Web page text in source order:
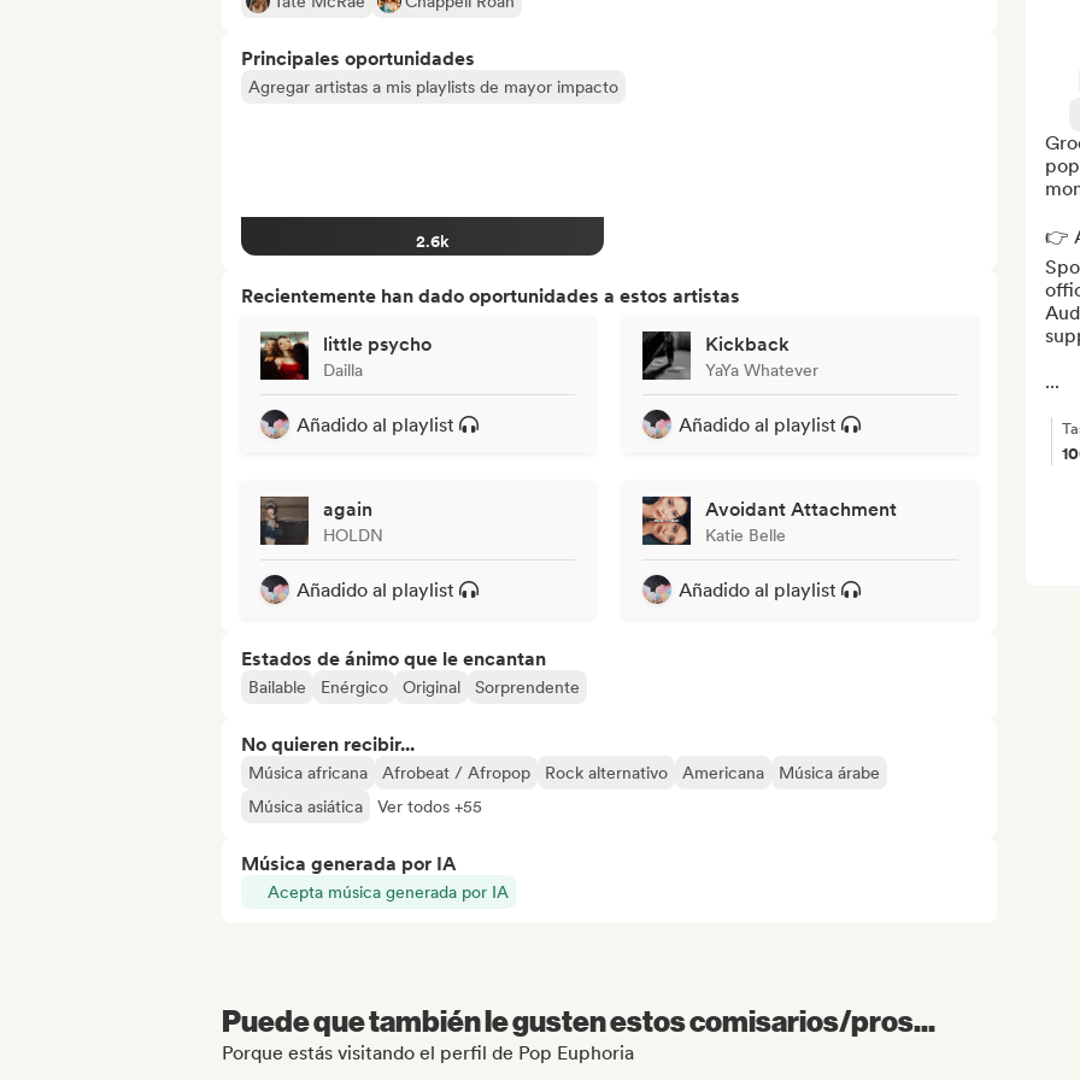
Principales oportunidades
Agregar artistas a mis playlists de mayor impacto
2.6k
Recientemente han dado oportunidades a estos artistas
little psycho
Dailla
Añadido al playlist
Kickback
YaYa Whatever
Añadido al playlist
again
HOLDN
Añadido al playlist
Avoidant Attachment
Katie Belle
Añadido al playlist
Estados de ánimo que le encantan
Bailable Enérgico Original Sorprendente
No quieren recibir...
Música africana Afrobeat / Afropop Rock alternativo Americana
Música árabe
Música asiática
Ver todos +55
Música generada por IA
Acepta música generada por IA
👉
...
Puede que también le gusten estos comisarios/pros...
Porque estás visitando el perfil de Pop Euphoria